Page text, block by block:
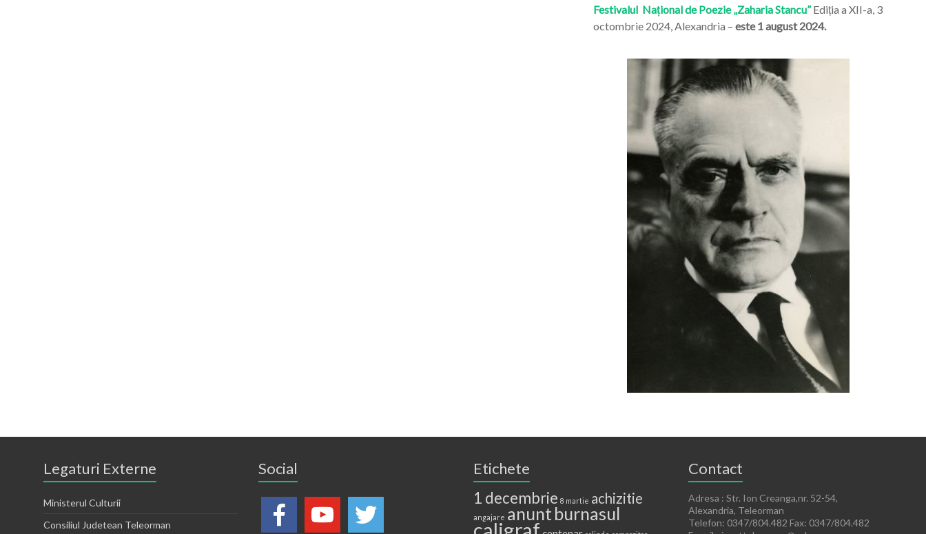
Festivalul Național de Poezie „Zaharia Stancu” Ediția a XII-a, 3
octombrie 2024, Alexandria – este 1 august 2024.
Legaturi Externe
Ministerul Culturii
Consiliul Judetean Teleorman
Social
Etichete
1 decembrie 8 martie achizitie
angajare anunt burnasul
Contact
Adresa : Str. Ion Creanga,nr. 52-54,
Alexandria, Teleorman
Telefon: 0347/804.482 Fax: 0347/804.482